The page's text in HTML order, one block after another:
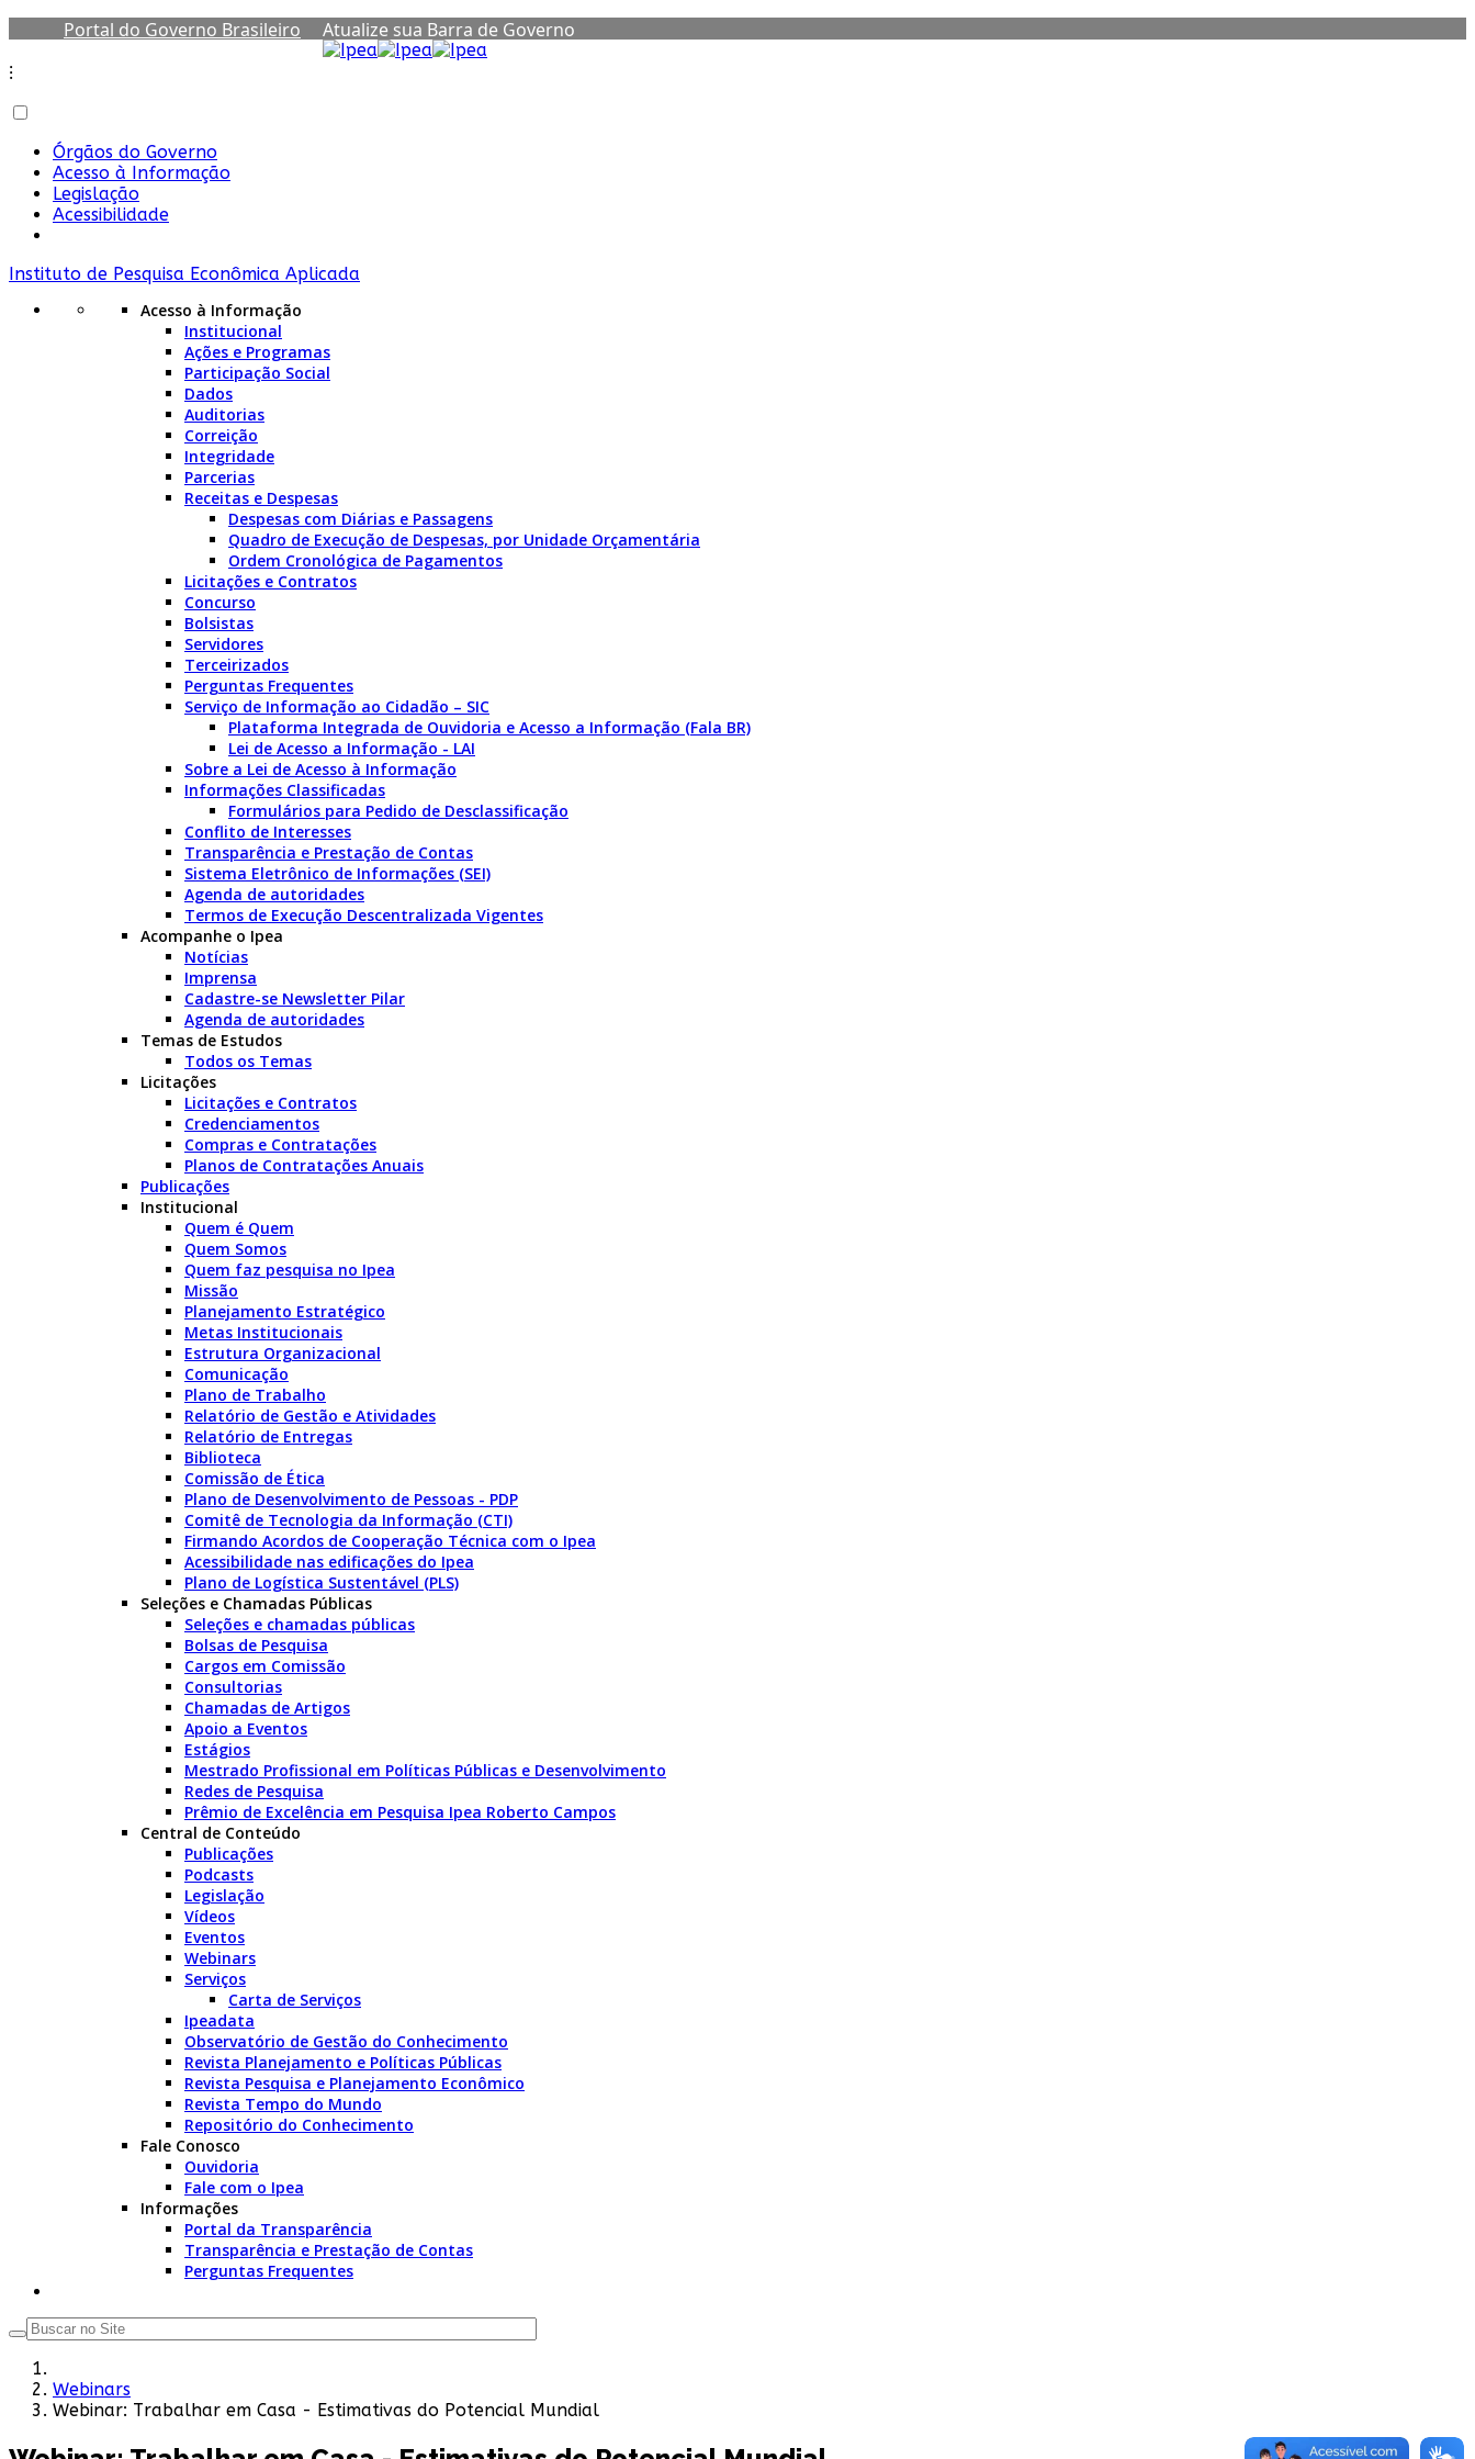
Portal do Governo Brasileiro Atualize sua Barra de Governo
⁝
Órgãos do Governo
Acesso à Informação
Legislação
Acessibilidade
Instituto de Pesquisa Econômica Aplicada
Acesso à Informação
Institucional
Ações e Programas
Participação Social
Dados
Auditorias
Correição
Integridade
Parcerias
Receitas e Despesas
Despesas com Diárias e Passagens
Quadro de Execução de Despesas, por Unidade Orçamentária
Ordem Cronológica de Pagamentos
Licitações e Contratos
Concurso
Bolsistas
Servidores
Terceirizados
Perguntas Frequentes
Serviço de Informação ao Cidadão – SIC
Plataforma Integrada de Ouvidoria e Acesso a Informação (Fala BR)
Lei de Acesso a Informação - LAI
Sobre a Lei de Acesso à Informação
Informações Classificadas
Formulários para Pedido de Desclassificação
Conflito de Interesses
Transparência e Prestação de Contas
Sistema Eletrônico de Informações (SEI)
Agenda de autoridades
Termos de Execução Descentralizada Vigentes
Acompanhe o Ipea
Notícias
Imprensa
Cadastre-se Newsletter Pilar
Agenda de autoridades
Temas de Estudos
Todos os Temas
Licitações
Licitações e Contratos
Credenciamentos
Compras e Contratações
Planos de Contratações Anuais
Publicações
Institucional
Quem é Quem
Quem Somos
Quem faz pesquisa no Ipea
Missão
Planejamento Estratégico
Metas Institucionais
Estrutura Organizacional
Comunicação
Plano de Trabalho
Relatório de Gestão e Atividades
Relatório de Entregas
Biblioteca
Comissão de Ética
Plano de Desenvolvimento de Pessoas - PDP
Comitê de Tecnologia da Informação (CTI)
Firmando Acordos de Cooperação Técnica com o Ipea
Acessibilidade nas edificações do Ipea
Plano de Logística Sustentável (PLS)
Seleções e Chamadas Públicas
Seleções e chamadas públicas
Bolsas de Pesquisa
Cargos em Comissão
Consultorias
Chamadas de Artigos
Apoio a Eventos
Estágios
Mestrado Profissional em Políticas Públicas e Desenvolvimento
Redes de Pesquisa
Prêmio de Excelência em Pesquisa Ipea Roberto Campos
Central de Conteúdo
Publicações
Podcasts
Legislação
Vídeos
Eventos
Webinars
Serviços
Carta de Serviços
Ipeadata
Observatório de Gestão do Conhecimento
Revista Planejamento e Políticas Públicas
Revista Pesquisa e Planejamento Econômico
Revista Tempo do Mundo
Repositório do Conhecimento
Fale Conosco
Ouvidoria
Fale com o Ipea
Informações
Portal da Transparência
Transparência e Prestação de Contas
Perguntas Frequentes
Webinars
Webinar: Trabalhar em Casa - Estimativas do Potencial Mundial